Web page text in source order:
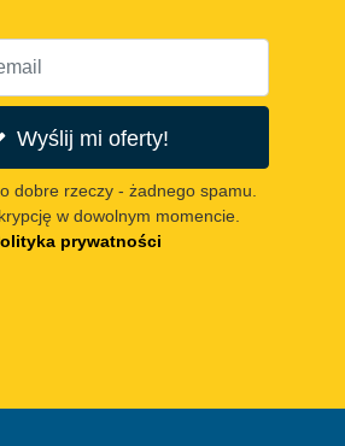
Wyślij mi oferty!
dobre rzeczy - żadnego spamu.
w dowolnym momencie.
prywatności